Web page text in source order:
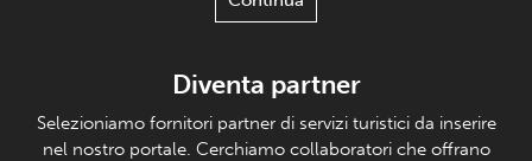
Diventa partner
Selezioniamo fornitori partner di servizi turistici da inserire
nel nostro portale. Cerchiamo collaboratori che offrano